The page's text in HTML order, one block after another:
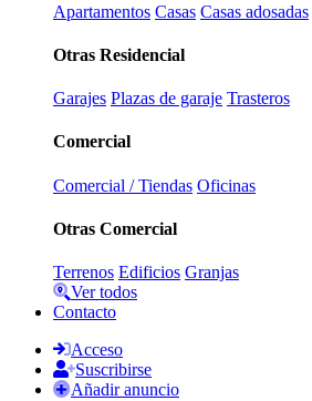
Apartamentos Casas Casas adosadas
Otras Residencial
Garajes Plazas de garaje Trasteros
Comercial
Comercial / Tiendas Oficinas
Otras Comercial
Terrenos Edificios Granjas
Ver todos
Contacto
Acceso
Suscribirse
Añadir anuncio